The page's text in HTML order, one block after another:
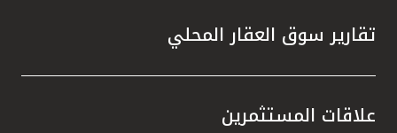
تقارير سوق العقار المحلي
علاقات المستثمرين